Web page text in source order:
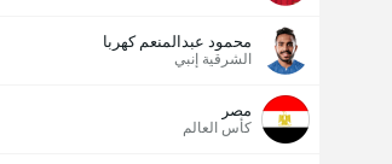
محمود عبدالمنعم كهربا
الشرقية إنبي
مصر
كأس العالم